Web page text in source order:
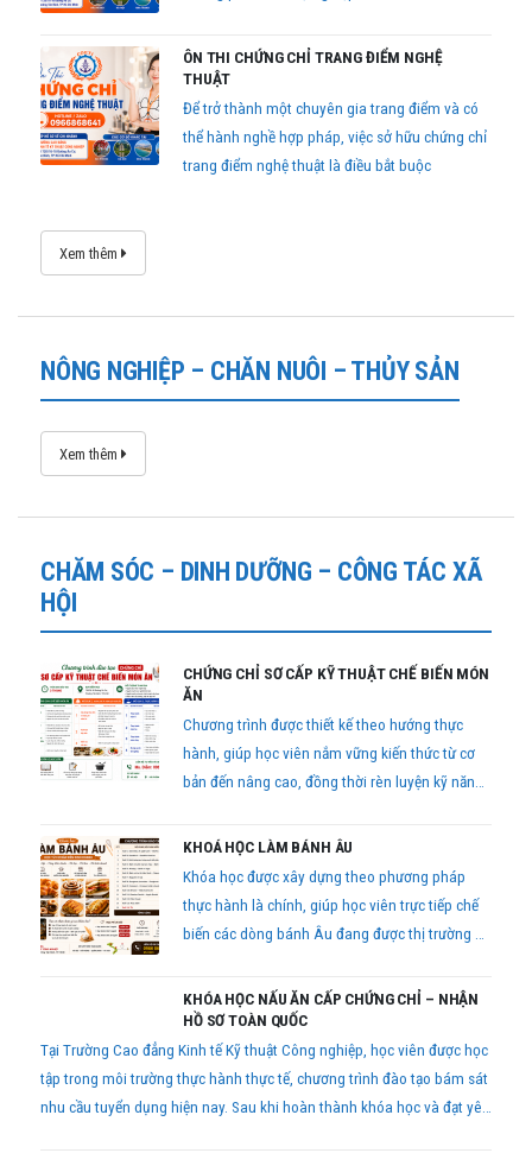
ÔN THI CHỨNG CHỈ TRANG ĐIỂM NGHỆ
THUẬT
Để trở thành một chuyên gia trang điểm và có
thể hành nghề hợp pháp, việc sở hữu chứng chỉ
trang điểm nghệ thuật là điều bắt buộc
Xem thêm
NÔNG NGHIỆP – CHĂN NUÔI – THỦY SẢN
Xem thêm
CHĂM SÓC – DINH DƯỠNG – CÔNG TÁC XÃ
HỘI
CHỨNG CHỈ SƠ CẤP KỸ THUẬT CHẾ BIẾN MÓN
ĂN
Chương trình được thiết kế theo hướng thực
hành, giúp học viên nắm vững kiến thức từ cơ
bản đến nâng cao, đồng thời rèn luyện kỹ năng
vào công việc sau khi hoàn thành khóa học.
KHOÁ HỌC LÀM BÁNH ÂU
Khóa học được xây dựng theo phương pháp
thực hành là chính, giúp học viên trực tiếp chế
biến các dòng bánh Âu đang được thị trường ưa
KHÓA HỌC NẤU ĂN CẤP CHỨNG CHỈ – NHẬN
HỒ SƠ TOÀN QUỐC
Tại Trường Cao đẳng Kinh tế Kỹ thuật Công nghiệp, học viên được học
tập trong môi trường thực hành thực tế, chương trình đào tạo bám sát
nhu cầu tuyển dụng hiện nay. Sau khi hoàn thành khóa học và đạt yêu